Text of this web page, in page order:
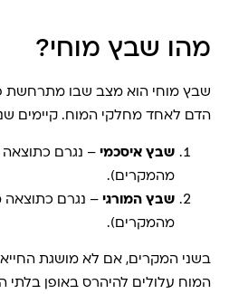
מהו שבץ מוחי?
שבץ מוחי הוא מצב שבו מתרחשת
הדם לאחד מחלקי המוח. קיימים שני
שבץ איסכמי
מהמקרים).
שבץ המורגי
מהמקרים).
בשני המקרים, אם לא מושגת
המוח עלולים להיהרס באופן בלתי